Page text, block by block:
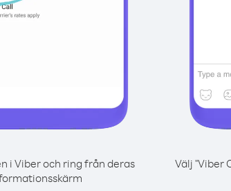
i Viber och ring från deras
Välj "Viber